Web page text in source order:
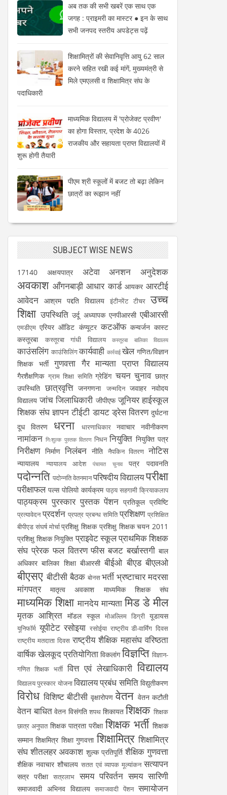
अब तक की सभी खबरें एक साथ एक
जगह : प्राइमरी का मास्टर ● इन के साथ
सभी जनपद स्तरीय अपडेट्स पढ़ें
शिक्षामित्रों की सेवानिवृत्ति आयु 62 साल
करने सहित रखी कई मांगें, मुख्यमंत्री से
मिले एमएलसी व शिक्षामित्र संघ के
पदाधिकारी
माध्यमिक विद्यालय में 'प्रोजेक्ट प्रवीण'
का होगा विस्तार, प्रदेश के 4026
राजकीय और सहायता प्राप्त विद्यालयों में
शुरू होगी तैयारी
पीएम श्री स्कूलों में बजट तो बढ़ा लेकिन
छात्रों का रूझान नहीं
SUBJECT WISE NEWS
17140 अक्षयपात्र अटेवा अनशन अनुदेशक
अवकाश आँगनबाड़ी आधार कार्ड आयकर आरटीई
आवेदन आश्रम पद्दति विद्यालय इंटीनरेंट टीचर उच्च
शिक्षा उपस्थिति उर्दू अध्यापक एनपीआरसी एबीआरसी
एमडीएम एरियर ऑडिट कंप्यूटर कटऑफ कन्वर्जन कास्ट
कस्तूरबा
कस्तूरबा गांधी विद्यालय कस्तूरबा बालिका विद्यालय
काउंसलिंग काउंसिलिंग कार्यवाही कार्रवाई खेल गणित/विज्ञान
शिक्षक भर्ती
गुणवत्ता गैर मान्यता प्राप्त विद्यालय
गैरशैक्षणिक ग्राम शिक्षा समिति ग्रेडिंग चयन चुनाव छात्र
उपस्थिति छात्रवृत्ति जनगणना जन्मदिन जवाहर नवोदय
विद्यालय जांच जिलाधिकारी जीपीएफ जूनियर हाईस्कूल
शिक्षक संघ ज्ञापन टीईटी डायट ड्रेस वितरण दुर्घटना
दूध वितरण
धरना धारणाधिकार नवाचार नवीनीकरण
नामांकन निःशुल्क पुस्तक वितरण निधन नियुक्ति नियुक्ति पत्र
निरीक्षण निर्माण निलंबन नीति नैपकिन वितरण नोटिस
न्यायालय न्यायालय आदेश पंचायत चुनाव पत्र पदावनति
पदोन्नति पदोन्नति वेतनमानपरिषदीय विद्यालयपरीक्षा
परीक्षाफल पल्स पोलियो कार्यक्रम पाठ्य सहगामी क्रियाकलाप
पाठ्यक्रम पुरस्कार पुस्तक पेंशन प्रतिकूल प्रविष्टि
प्रत्यावेदन प्रदर्शन प्रपत्र प्रबन्ध समिति प्रशिक्षण प्रशिक्षित
बीपीएड संघर्ष मोर्चा प्रशिक्षु शिक्षक प्रशिक्षु शिक्षक चयन 2011
प्रशिक्षु शिक्षक नियुक्ति प्राइवेट स्कूलप्राथमिक शिक्षक
संघ प्रेरक फल वितरण फीस बजट बर्खास्तगी बाल
अधिकार बालिका शिक्षा बीआरसी बीईओ बीएड बीएलओ
बीएसए बीटीसी बैठक बोनस भर्ती भ्रष्टाचार मदरसा
मांगपत्र
मातृत्व अवकाश माध्यमिक शिक्षक संघ
माध्यमिक शिक्षा मानदेय मान्यता मिड डे मील
मृतक आश्रित मॉडल स्कूल मोअल्लिम डिग्री यूडायस
यूनिफॉर्म यूपीटेट रसोइया रसोईया राष्ट्रीय डी-वार्मिंग दिवस
राष्ट्रीय मतदाता दिवस राष्ट्रीय शैक्षिक महासंघ वरिष्ठता
वार्षिक खेलकूद प्रतियोगिता विकलांग विज्ञप्ति विज्ञान-
गणित शिक्षक भर्ती वित्त एवं लेखाधिकारी विद्यालय
विद्यालय पुरस्कार योजनाविद्यालय प्रबंध समिति विद्युतीकरण
विरोध विशिष्ट बीटीसी वृक्षारोपण वेतन वेतन कटौती
वेतन बाधित वेतन विसंगति शपथ शिकायत शिक्षक शिक्षक
छात्र अनुपात शिक्षक पात्रता परीक्षा शिक्षक भर्ती शिक्षक
सम्मान शिक्षमित्र शिक्षा गुणवत्ता शिक्षामित्र शिक्षामित्र
संघ शीतलहर अवकाश शुल्क प्रतिपूर्ति शैक्षिक गुणवत्ता
शैक्षिक नवाचार शौचालय सतत एवं व्यापक मूल्यांकन सत्यापन
सत्र परीक्षा सत्रलाभ समय परिवर्तन समय सारिणी
समाजवादी अभिनव विद्यालय समाजवादी पेंशन समायोजन